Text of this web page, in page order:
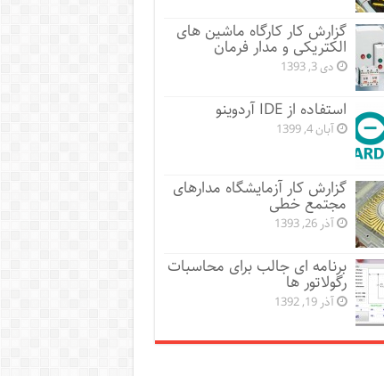
گزارش کار کارگاه ماشین های
الکتریکی و مدار فرمان
دی 3, 1393
استفاده از IDE آردوینو
آبان 4, 1399
گزارش کار آزمایشگاه مدارهای
مجتمع خطی
آذر 26, 1393
برنامه ای جالب برای محاسبات
رگولاتور ها
آذر 19, 1392